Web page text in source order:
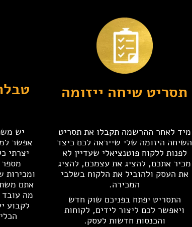
תסריט שיחה ייזומה
מיד לאחר ההרשמה תקבלו את תסריט
השיחה היזומה שלי שייראה לכם כיצד
לפנות ללקוח פוטנציאלי שעדיין לא
מכיר אתכם, להציג את עצמכם, להציג
את העסק ולהוביל את הלקוח בשלבי
המכירה.
התסריט יפתח בפניכם שוק חדש
ויאפשר לכם ליצור לידים, לקוחות
והכנסות חדשות לעסק.
יש
אפשר
יצרתי
מספר
ומכירות
אתם
מה עובד
לקבוע